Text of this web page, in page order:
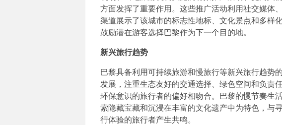
方面发挥了重要作用。这些推广活动利用社交媒体
渠道展示了该城市的标志性地标、文化景点和多样
鼓励潜在游客选择巴黎作为下一个目的地。
新兴旅行趋势
巴黎具备利用可持续旅游和慢旅行等新兴旅行趋势
发展，注重生态友好的交通选择、绿色空间和负责
环保意识的旅行者的偏好相吻合。巴黎的慢节奏生
索隐藏宝藏和沉浸在丰富的文化遗产中为特色，与
行体验的旅行者产生共鸣。